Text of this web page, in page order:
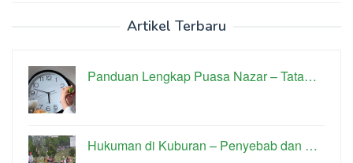
Artikel Terbaru
Panduan Lengkap Puasa Nazar – Tata…
Hukuman di Kuburan – Penyebab dan …